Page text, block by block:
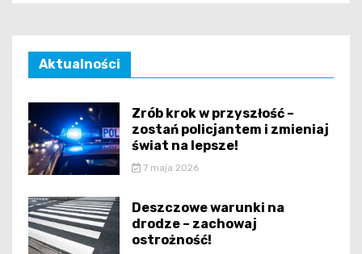
Aktualności
Zrób krok w przyszłość –
zostań policjantem i zmieniaj
świat na lepsze!
7 maja 2026
Deszczowe warunki na
drodze – zachowaj
ostrożność!